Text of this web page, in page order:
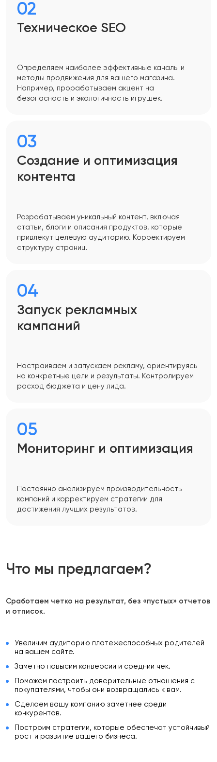
02
Техническое SEO
Определяем наиболее эффективные каналы и
методы продвижения для вашего магазина.
Например, прорабатываем акцент на
безопасность и экологичность игрушек.
03
Создание и оптимизация
контента
Разрабатываем уникальный контент, включая
статьи, блоги и описания продуктов, которые
привлекут целевую аудиторию. Корректируем
структуру страниц.
04
Запуск рекламных
кампаний
Настраиваем и запускаем рекламу, ориентируясь
на конкретные цели и результаты. Контролируем
расход бюджета и цену лида.
05
Мониторинг и оптимизация
Постоянно анализируем производительность
кампаний и корректируем стратегии для
достижения лучших результатов.
Что мы предлагаем?
Сработаем четко на результат, без «пустых» отчетов
и отписок.
Увеличим аудиторию платежеспособных родителей
на вашем сайте.
Заметно повысим конверсии и средний чек.
Поможем построить доверительные отношения с
покупателями, чтобы они возвращались к вам.
Сделаем вашу компанию заметнее среди
конкурентов.
Построим стратегии, которые обеспечат устойчивый
рост и развитие вашего бизнеса.